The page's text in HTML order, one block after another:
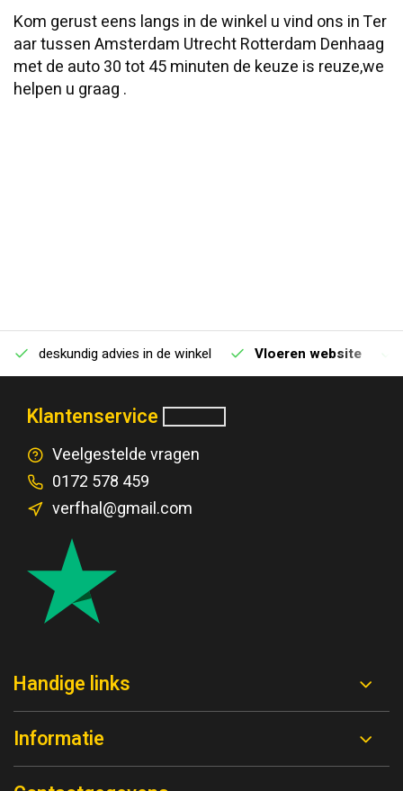
Kom gerust eens langs in de winkel u vind ons in Ter
aar tussen Amsterdam Utrecht Rotterdam Denhaag
met de auto 30 tot 45 minuten de keuze is reuze,we
helpen u graag .
deskundig advies in de winkel Vloeren website
Klantenservice
Veelgestelde vragen
0172 578 459
verfhal@gmail.com
Handige links
Informatie